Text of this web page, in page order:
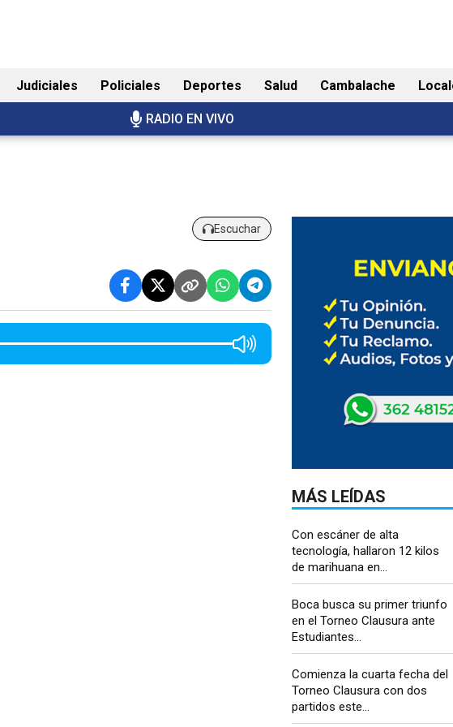
Judiciales Policiales Deportes Salud Cambalache
RADIO EN VIVO
Escuchar
MÁS LEÍDAS
Con escáner de alta
tecnología, hallaron 12 kilos
de marihuana en...
Boca busca su primer triunfo
en el Torneo Clausura ante
Estudiantes...
Comienza la cuarta fecha del
Torneo Clausura con dos
partidos este...